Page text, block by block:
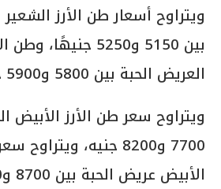
ويتراوح أسعار طن الأرز الشعير
بين 5150 و5250
العريض الحبة بين 5800 و5900 جنيه
ويتراوح سعر طن الأرز الأبيض
7700 و8200 جنيه،
الأبيض عريض الحبة بين 8700 و9500 جنيه.